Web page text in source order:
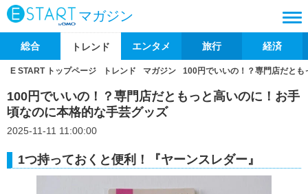
マガジン
総合 トレンド エンタメ 旅行 経済
E START トップページ トレンド マガジン 100円でいいの！？専門店だと
100円でいいの！？専門店だともっと高いのに！お手
頃なのに本格的な手芸グッズ
2025-11-11 11:00:00
1つ持っておくと便利！『ヤーンスレダー』